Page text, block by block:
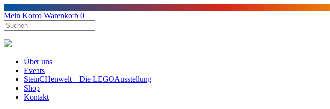
Mein Konto Warenkorb 0
Über uns
Events
SteinCHenwelt – Die LEGOAusstellung
Shop
Kontakt